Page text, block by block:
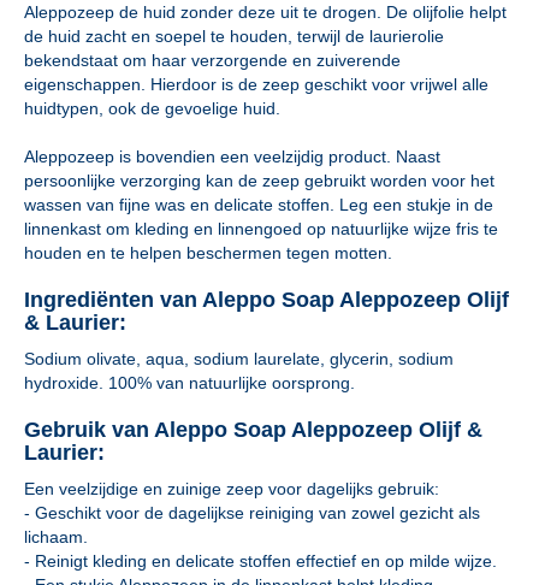
Aleppozeep de huid zonder deze uit te drogen. De olijfolie helpt
de huid zacht en soepel te houden, terwijl de laurierolie
bekendstaat om haar verzorgende en zuiverende
eigenschappen. Hierdoor is de zeep geschikt voor vrijwel alle
huidtypen, ook de gevoelige huid.
Aleppozeep is bovendien een veelzijdig product. Naast
persoonlijke verzorging kan de zeep gebruikt worden voor het
wassen van fijne was en delicate stoffen. Leg een stukje in de
linnenkast om kleding en linnengoed op natuurlijke wijze fris te
houden en te helpen beschermen tegen motten.
Ingrediënten van Aleppo Soap Aleppozeep Olijf
& Laurier:
Sodium olivate, aqua, sodium laurelate, glycerin, sodium
hydroxide. 100% van natuurlijke oorsprong.
Gebruik van Aleppo Soap Aleppozeep Olijf &
Laurier:
Een veelzijdige en zuinige zeep voor dagelijks gebruik:
- Geschikt voor de dagelijkse reiniging van zowel gezicht als
lichaam.
- Reinigt kleding en delicate stoffen effectief en op milde wijze.